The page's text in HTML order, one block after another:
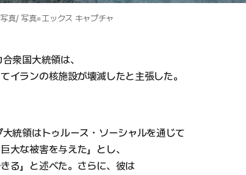
真/ 写真=エックス キャプチャ
衆国大統領は、
イランの核施設が壊滅したと主張した。
統領はトゥルース・ソーシャルを通じて
大な被害を与えた」とし、
る」と述べた。さらに、彼は